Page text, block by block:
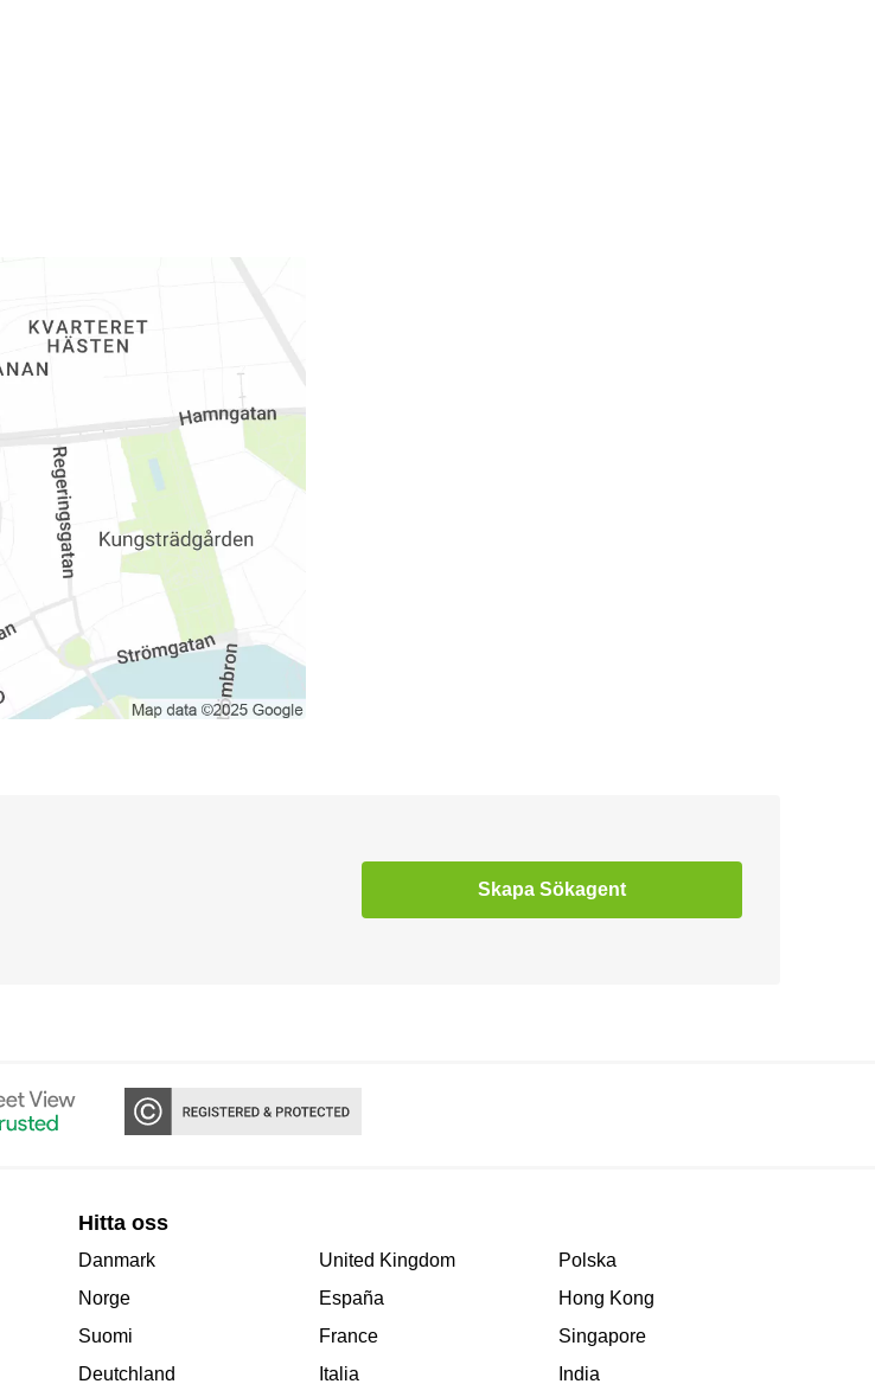
Skapa Sökagent
Hitta oss
Danmark
Norge
Suomi
Deutchland
United Kingdom
España
France
Italia
Polska
Hong Kong
Singapore
India